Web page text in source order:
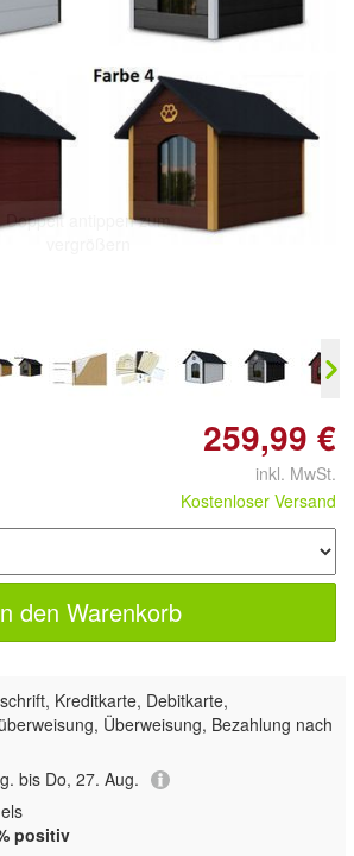
Doppelt antippen zum
259,99 €
inkl. MwSt.
Kostenloser Versand
den Warenkorb
Kreditkarte, Debitkarte,
Überweisung, Bezahlung nach
bis Do, 27. Aug.
positiv